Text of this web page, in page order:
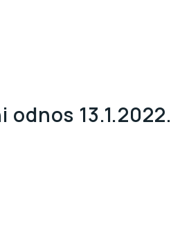
13.1.2022.